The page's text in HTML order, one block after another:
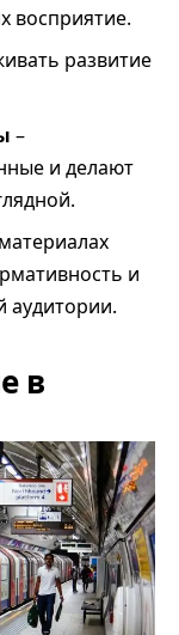
восприятие.
развитие
–
и делают
и
аудитории.
в